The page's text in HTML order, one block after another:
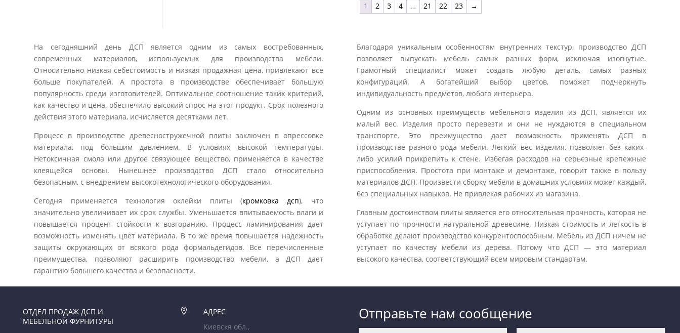
1 2 3 4 … 21 22 23 →
На сегодняшний день ДСП является одним из самых востребованных,
современных материалов, используемых для производства мебели.
Относительно низкая себестоимость и низкая продажная цена, привлекают все
больше покупателей. А простота в производстве обеспечивает большую
популярность среди изготовителей. Оптимальное соотношение таких критерий,
как качество и цена, обеспечило высокий спрос на этот продукт. Срок полезного
действия этого материала, исчисляется десятками лет.
Процесс в производстве древесностружечной плиты заключен в опрессовке
материала, под большим давлением. В условиях высокой температуры.
Нетоксичная смола или другое связующее вещество, применяется в качестве
клеящейся основы. Нынешнее производство ДСП стало относительно
безопасным, с внедрением высокотехнологического оборудования.
Сегодня применяется технология оклейки плиты (кромковка дсп), что
значительно увеличивает их срок службы. Уменьшается впитываемость влаги и
повышается процент стойкости к возгоранию. Процесс ламинирования дает
возможность изменять цвет материала. В то же время повышается надежность
защиты окружающих от всякого рода формальдегидов. Все перечисленные
преимущества, позволяют расширить производство мебели, а ДСП дает
гарантию большего качества и безопасности.
Благодаря уникальным особенностям внутренних текстур, производство ДСП
позволяет выпускать мебель самых разных форм, исключая изогнутые.
Грамотный специалист может создать любую деталь, самых разных
конфигураций. А богатейший выбор цветов, поможет подчеркнуть
индивидуальность предметов, любого интерьера.
Одним из основных преимуществ мебельного изделия из ДСП, является их
малый вес. Изделия просто перевезти и они не нуждаются в специальном
транспорте. Это преимущество дает возможность применять ДСП в
производстве разного рода мебели. Легкий вес изделия, позволяет без каких-
либо усилий прикрепить к стене. Избегая расходов на серьезные крепежные
приспособления. Простота при монтаже и демонтаже, говорит также в пользу
материалов ДСП. Произвести сборку мебели в домашних условиях может каждый,
без специальных навыков. Не привлекая рабочих из магазина.
Главным достоинством плиты является его относительная прочность, которая не
уступает по прочности натуральной древесине. Низкая стоимость и легкость в
обработке делают производство конкурентоспособным. Мебель из ДСП ничем не
уступает по качеству мебели из дерева. Потому что ДСП — это материал
высокого качества, соответствующий всем мировым стандартам.
ОТДЕЛ ПРОДАЖ ДСП И
МЕБЕЛЬНОЙ ФУРНИТУРЫ

АДРЕС
Киевскя обл.,
Отправьте нам сообщение